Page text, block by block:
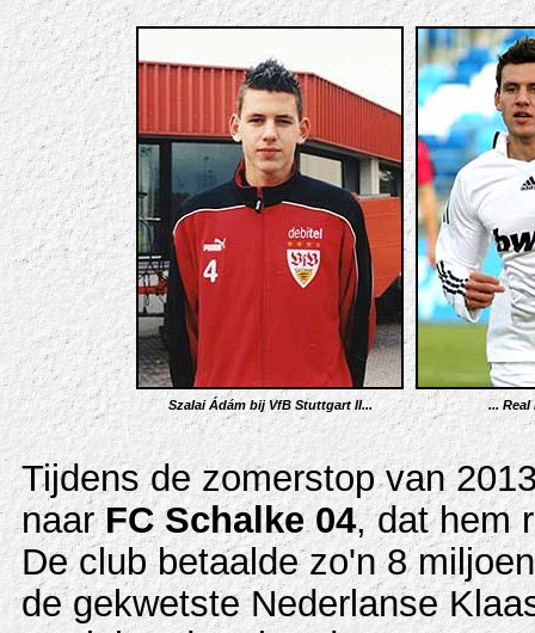
Szalai Ádám bij VfB Stuttgart II... ... Real
Tijdens de zomerstop van
naarFC Schalke 04, dat hem
De club betaalde zo'n 8
de gekwetste Nederlanse